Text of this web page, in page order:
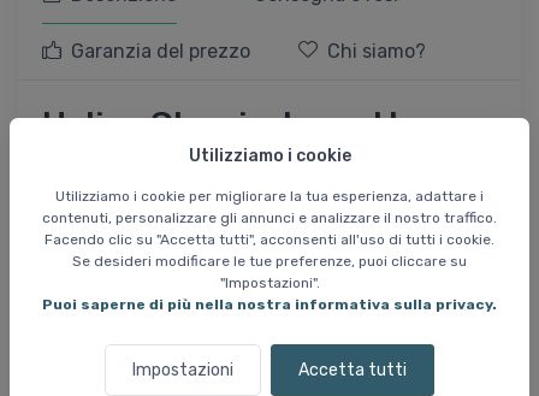
Utilizziamo i cookie
Utilizziamo i cookie per migliorare la tua esperienza, adattare i
contenuti, personalizzare gli annunci e analizzare il nostro traffico.
Facendo clic su "Accetta tutti", acconsenti all'uso di tutti i cookie.
Se desideri modificare le tue preferenze, puoi cliccare su
"Impostazioni".
Puoi saperne di più nella nostra informativa sulla privacy.
Impostazioni Accetta tutti
Garanzia del prezzo Chi siamo?
Helios Classic, berretto,
Helios Classic è un berretto senza tempo in acrilico
lavorato a costine per tenervi al caldo nelle giornate
fredde. Ha un design semplice con tesa ripiegata e una
vestibilità elastica che garantisce il comfort per l'uso